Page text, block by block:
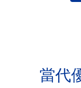
當代